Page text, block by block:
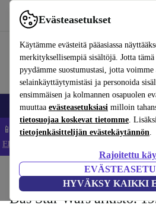
Evästeasetukset
Käytämme evästeitä pääasiassa
merkityksellisempiä sisältöjä. Jotta
pyydämme suostumustasi, jotta voimme
selainkäyttäytymistäsi ja personoida
ensimmäisen ja kolmannen osapuolen
muuttaa evästeasetuksiasi milloin
tietosuojaa koskevat tietomme.
tietojenkäsittelijän evästekäytännön.
Rajoitettu
HYVÄKSY KAIKKI
Käytä refurbed-palvelua nopeasti ja helposti
Matkapuhelimet ja älypuhelimet
📱 Säästä 5 % LISÄÄ iPhoneista –
Ehdot ja säännöt
Huonekalut
Das Star Wars arkisto.